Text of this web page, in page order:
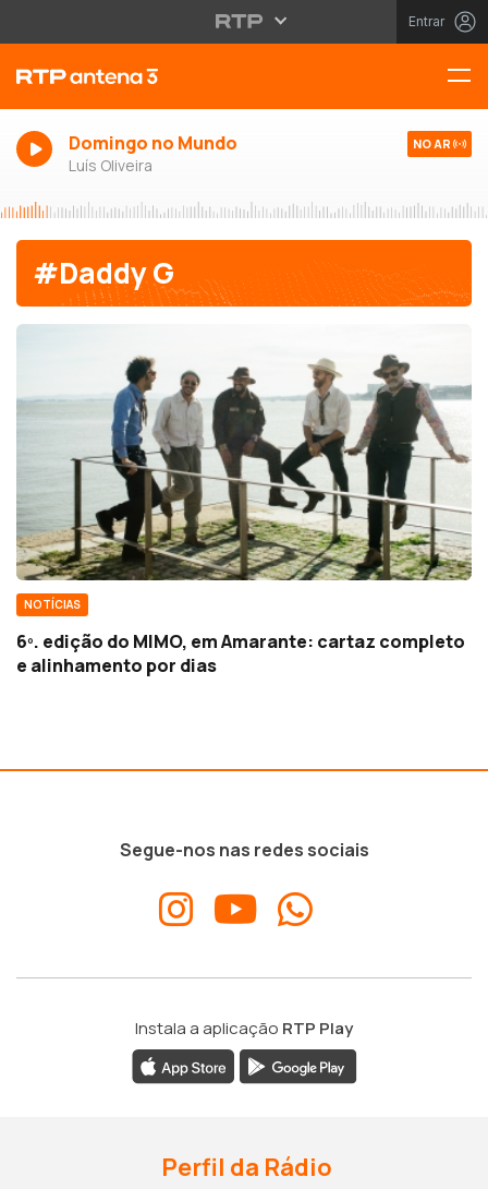
Entrar
Domingo no Mundo
Luís Oliveira
NO AR
#Daddy G
NOTÍCIAS
6º. edição do MIMO, em Amarante: cartaz completo
e alinhamento por dias
Segue-nos nas redes sociais
Instala a aplicação RTP Play
Perfil da Rádio